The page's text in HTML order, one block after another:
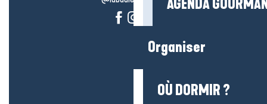
AGENDA
Organiser
OÙ DORMIR ?